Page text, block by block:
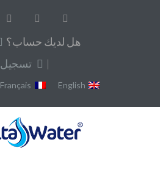
هل لديك حساب؟
|
تسجيل
English
Français